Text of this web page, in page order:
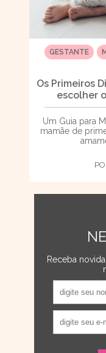
GESTANTE
Os Primeiros
escolher
Um Guia para
mamãe de
Receba